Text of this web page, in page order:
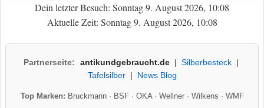
Dein letzter Besuch: Sonntag 9. August 2026, 10:08
Aktuelle Zeit: Sonntag 9. August 2026, 10:08
Partnerseite: antikundgebraucht.de| Silberbesteck|
Tafelsilber| News Blog
Top Marken: Bruckmann· BSF· OKA· Wellner· Wilkens · WMF